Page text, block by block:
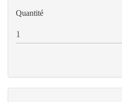
Quantité